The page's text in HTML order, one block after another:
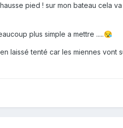
pied ! sur mon bateau cela
plus simple a mettre .....😪
laissé tenté car les miennes vont